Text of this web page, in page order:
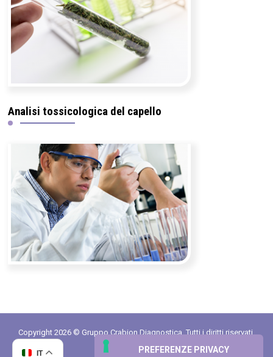
Analisi tossicologica del capello
Copyright 2026 © Gruppo Crabion Diagnostica. Tutti i diritti riservati.
Partita IVA 02388940542
IT